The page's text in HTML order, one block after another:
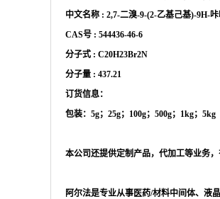
中文名称 : 2,7-二溴-9-(2-乙基己基)-9H-
CAS号 : 544436-46-6
分子式 : C20H23Br2N
分子量 : 437.21
订货信息：
包装： 5g；25g；100g；500g；1kg；5kg
本公司还提供定制产品，代加工等业务，
阿尔法是专业从事医药/材料中间体、液